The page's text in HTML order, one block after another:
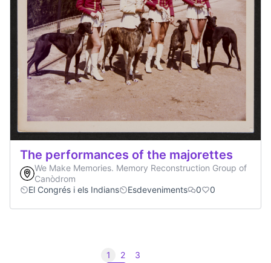
The performances of the majorettes
We Make Memories. Memory Reconstruction Group of
Canòdrom
El Congrés i els Indians
Esdeveniments 0 0
1 2 3